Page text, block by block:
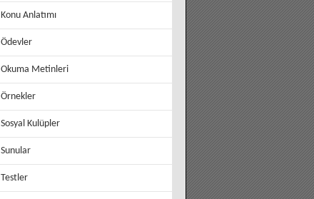
Konu Anlatımı
Ödevler
Okuma Metinleri
Örnekler
Sosyal Kulüpler
Sunular
Testler